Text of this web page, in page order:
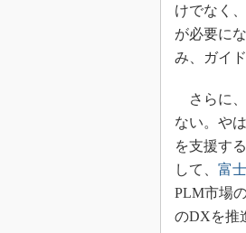
けでなく
が必要に
み、ガイ
さらに、
ない。や
を支援す
して、 富
PLM市場
のDXを推